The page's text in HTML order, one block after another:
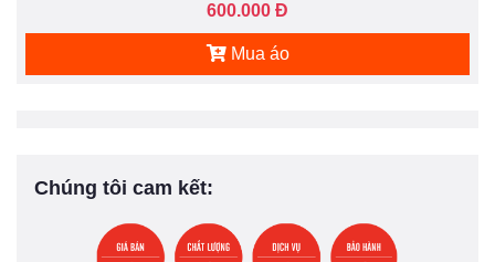
600.000 Đ
Mua áo
Chúng tôi cam kết: